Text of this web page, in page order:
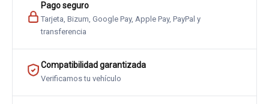
Pago seguro
Tarjeta, Bizum, Google Pay, Apple Pay, PayPal y
transferencia
Compatibilidad garantizada
Verificamos tu vehículo